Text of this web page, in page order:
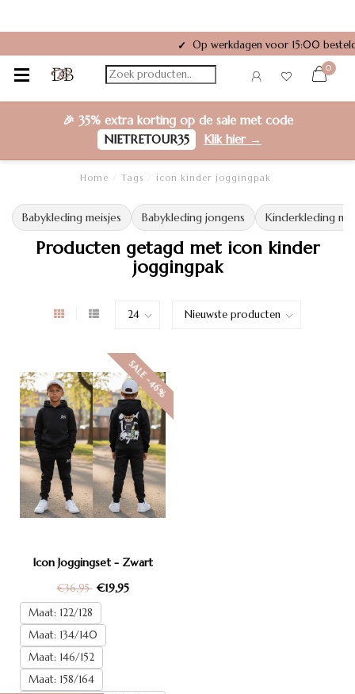
✓ Op werkdagen voor 15:00
0
🎉 35% extra kortingop de sale met code
NIETRETOUR35
Klik hier →
Home Tags icon kinder joggingpak
Babykleding meisjes Babykleding jongens Kinderkleding
Producten getagd met icon kinder
joggingpak
SALE -46%
Icon Joggingset - Zwart
€36,95 €19,95
Maat: 122/128
Maat: 134/140
Maat: 146/152
Maat: 158/164